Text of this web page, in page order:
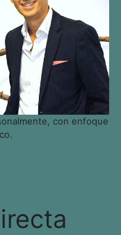
con enfoque